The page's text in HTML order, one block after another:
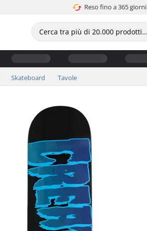
Reso fino a 365 giorni
Skateboard Tavole